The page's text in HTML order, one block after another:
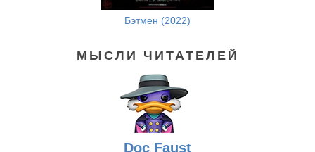
Бэтмен (2022)
МЫСЛИ ЧИТАТЕЛЕЙ
Doc Faust